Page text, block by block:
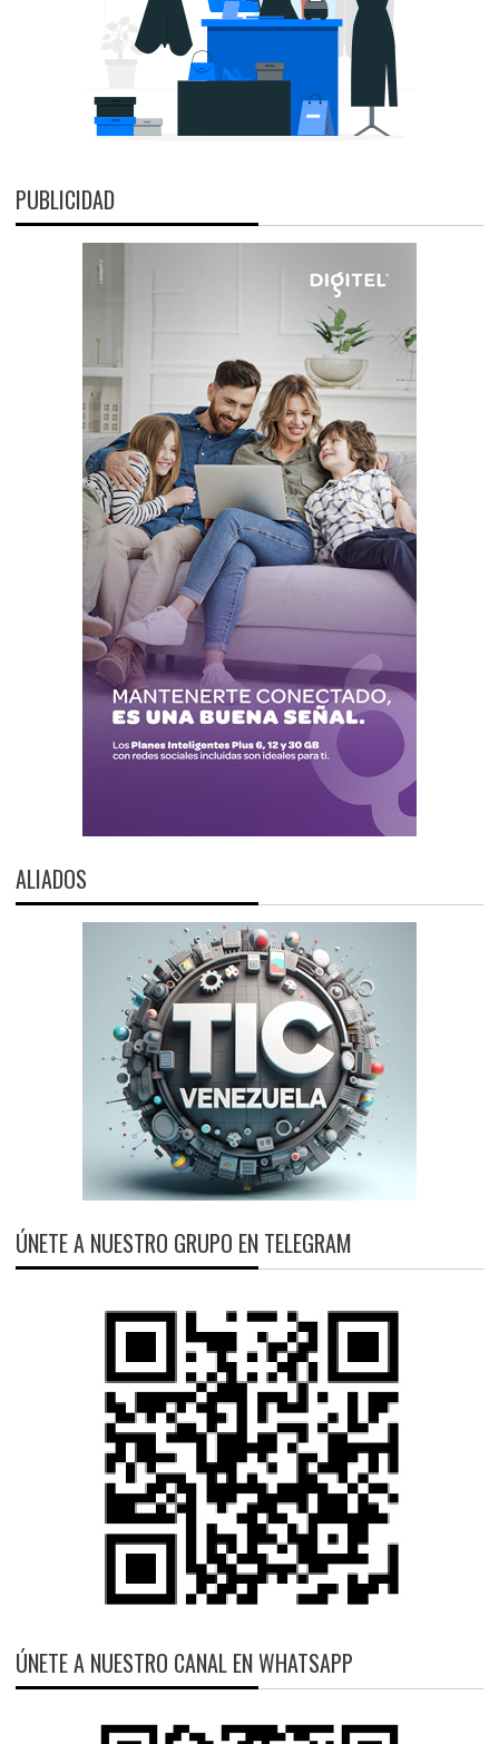
PUBLICIDAD
ALIADOS
ÚNETE A NUESTRO GRUPO EN TELEGRAM
ÚNETE A NUESTRO CANAL EN WHATSAPP